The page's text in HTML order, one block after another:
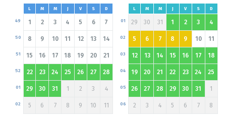
L M M J V S D
1
49 2 3 4 5 6 7
8
50 9 10 11 12 13 14
15
51 16 17 18 19 20 21
22
52 23 24 25 26 27 28
29
01 30 31 1 2 3 4
5
02 6 7 8 9 10 11
L M M J V S D
29
01 30 31 1 2 3 4
5
02 6 7 8 9 10 11
12
03 13 14 15 16 17 18
19
04 20 21 22 23 24 25
26
05 27 28 29 30 31 1
2
06 3 4 5 6 7 8